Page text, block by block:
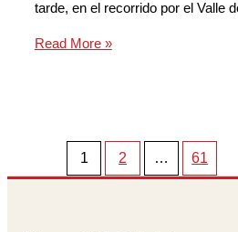
tarde, en el recorrido por el Valle
Read More »
1 2 … 61